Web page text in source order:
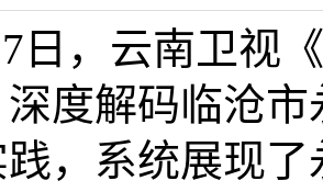
日，云南卫视
度解码临沧
，系统展现了